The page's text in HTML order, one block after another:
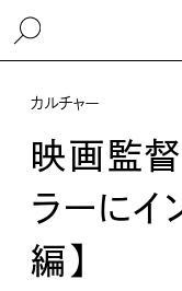
カルチャー
映画監督
ラーにイ
編】